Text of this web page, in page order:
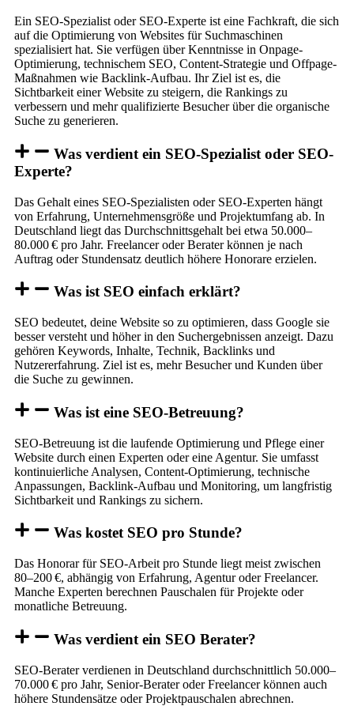
Ein SEO-Spezialist oder SEO-Experte ist eine Fachkraft, die sich
auf die Optimierung von Websites für Suchmaschinen
spezialisiert hat. Sie verfügen über Kenntnisse in Onpage-
Optimierung, technischem SEO, Content-Strategie und Offpage-
Maßnahmen wie Backlink-Aufbau. Ihr Ziel ist es, die
Sichtbarkeit einer Website zu steigern, die Rankings zu
verbessern und mehr qualifizierte Besucher über die organische
Suche zu generieren.
Was verdient ein SEO-Spezialist oder SEO-
Experte?
Das Gehalt eines SEO-Spezialisten oder SEO-Experten hängt
von Erfahrung, Unternehmensgröße und Projektumfang ab. In
Deutschland liegt das Durchschnittsgehalt bei etwa 50.000–
80.000 € pro Jahr. Freelancer oder Berater können je nach
Auftrag oder Stundensatz deutlich höhere Honorare erzielen.
Was ist SEO einfach erklärt?
SEO bedeutet, deine Website so zu optimieren, dass Google sie
besser versteht und höher in den Suchergebnissen anzeigt. Dazu
gehören Keywords, Inhalte, Technik, Backlinks und
Nutzererfahrung. Ziel ist es, mehr Besucher und Kunden über
die Suche zu gewinnen.
Was ist eine SEO-Betreuung?
SEO-Betreuung ist die laufende Optimierung und Pflege einer
Website durch einen Experten oder eine Agentur. Sie umfasst
kontinuierliche Analysen, Content-Optimierung, technische
Anpassungen, Backlink-Aufbau und Monitoring, um langfristig
Sichtbarkeit und Rankings zu sichern.
Was kostet SEO pro Stunde?
Das Honorar für SEO-Arbeit pro Stunde liegt meist zwischen
80–200 €, abhängig von Erfahrung, Agentur oder Freelancer.
Manche Experten berechnen Pauschalen für Projekte oder
monatliche Betreuung.
Was verdient ein SEO Berater?
SEO-Berater verdienen in Deutschland durchschnittlich 50.000–
70.000 € pro Jahr, Senior-Berater oder Freelancer können auch
höhere Stundensätze oder Projektpauschalen abrechnen.